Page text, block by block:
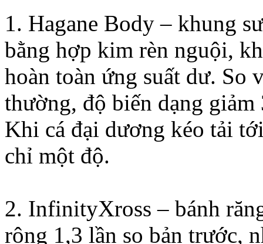
1. Hagane Body – khung
bằng hợp kim rèn nguội,
hoàn toàn ứng suất dư. So
thường, độ biến dạng
Khi cá đại dương kéo tải
chỉ một độ.
2. InfinityXross – bánh
rộng 1,3 lần so bản trước,